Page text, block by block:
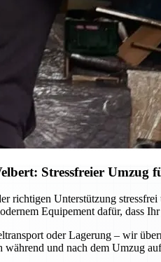
Stressfreier
richtigen Unterstützung
Equipement dafür, dass
oder Lagerung – wir
während und nach dem Umzug